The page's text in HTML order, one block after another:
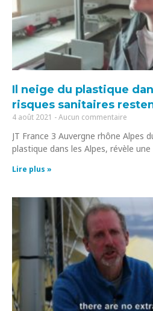
Il neige du plastique
risques sanitaires
4 août 2021 Aucun commentaire
JT France 3 Auvergne rhône Alpes
plastique dans les Alpes, révèle
Lire plus »